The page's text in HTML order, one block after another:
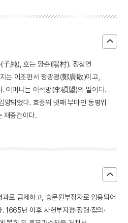
子純), 호는 양촌(陽村). 정창연
는 이조판서 정광경(鄭廣敬)이고,
어머니는 이석망(李碩望)의 딸이다.
되었다. 효종의 넷째 부마인 동평위
종간이다.
로 급제하고, 승문원부정자로 임용되어
. 1665년 이후 사헌부지평·장령·집의·